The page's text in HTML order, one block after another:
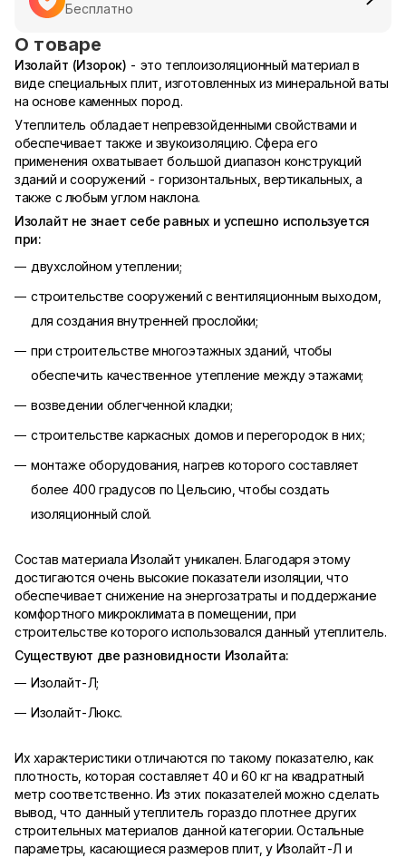
Бесплатно
О товаре
Изолайт (Изорок) - это теплоизоляционный материал в
виде специальных плит, изготовленных из минеральной ваты
на основе каменных пород.
Утеплитель обладает непревзойденными свойствами и
обеспечивает также и звукоизоляцию. Сфера его
применения охватывает большой диапазон конструкций
зданий и сооружений - горизонтальных, вертикальных, а
также с любым углом наклона.
Изолайт не знает себе равных и успешно используется
при:
двухслойном утеплении;
строительстве сооружений с вентиляционным выходом,
для создания внутренней прослойки;
при строительстве многоэтажных зданий, чтобы
обеспечить качественное утепление между этажами;
возведении облегченной кладки;
строительстве каркасных домов и перегородок в них;
монтаже оборудования, нагрев которого составляет
более 400 градусов по Цельсию, чтобы создать
изоляционный слой.
Состав материала Изолайт уникален. Благодаря этому
достигаются очень высокие показатели изоляции, что
обеспечивает снижение на энергозатраты и поддержание
комфортного микроклимата в помещении, при
строительстве которого использовался данный утеплитель.
Существуют две разновидности Изолайта:
Изолайт-Л;
Изолайт-Люкс.
Их характеристики отличаются по такому показателю, как
плотность, которая составляет 40 и 60 кг на квадратный
метр соответственно. Из этих показателей можно сделать
вывод, что данный утеплитель гораздо плотнее других
строительных материалов данной категории. Остальные
параметры, касающиеся размеров плит, у Изолайт-Л и